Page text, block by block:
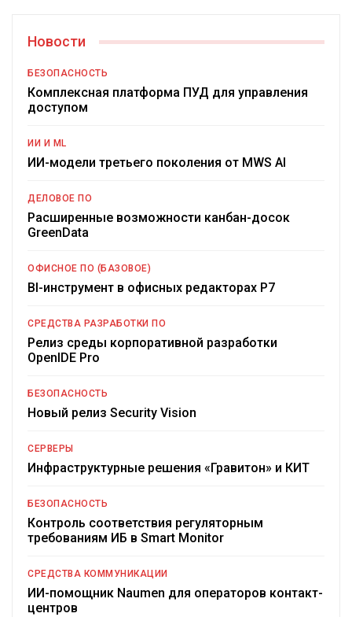
Новости
БЕЗОПАСНОСТЬ
Комплексная платформа ПУД для управления
доступом
ИИ И ML
ИИ-модели третьего поколения от MWS AI
ДЕЛОВОЕ ПО
Расширенные возможности канбан-досок
GreenData
ОФИСНОЕ ПО (БАЗОВОЕ)
BI-инструмент в офисных редакторах Р7
СРЕДСТВА РАЗРАБОТКИ ПО
Релиз среды корпоративной разработки
OpenIDE Pro
БЕЗОПАСНОСТЬ
Новый релиз Security Vision
СЕРВЕРЫ
Инфраструктурные решения «Гравитон» и КИТ
БЕЗОПАСНОСТЬ
Контроль соответствия регуляторным
требованиям ИБ в Smart Monitor
СРЕДСТВА КОММУНИКАЦИИ
ИИ-помощник Naumen для операторов контакт-
центров